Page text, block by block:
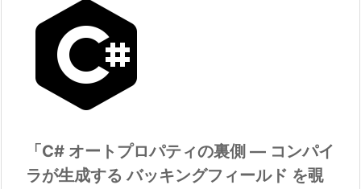
「C# オートプロパティの裏側 ― コンパイ
ラが生成する バッキングフィールド を覗